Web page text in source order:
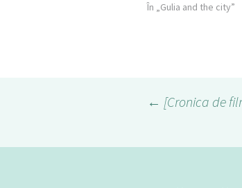
În „Gulia and the city”
Navigare
← [Cronica de